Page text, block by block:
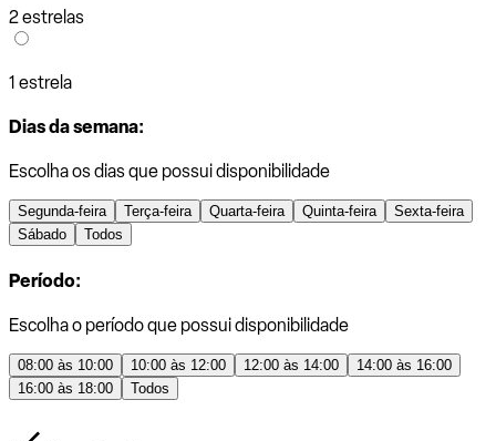
2 estrelas
1 estrela
Dias da semana:
Escolha os dias que possui disponibilidade
Segunda-feira Terça-feira Quarta-feira Quinta-feira
Sexta-feira
Sábado
Todos
Período:
Escolha o período que possui disponibilidade
08:00 às 10:00 10:00 às 12:00 12:00 às 14:00
14:00 às 16:00
16:00 às 18:00
Todos